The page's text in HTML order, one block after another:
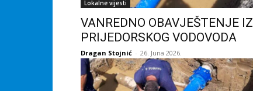
Lokalne vijesti
VANREDNO OBAVJEŠTENJE IZ
PRIJEDORSKOG VODOVODA
Dragan Stojnić - 26. Juna 2026.